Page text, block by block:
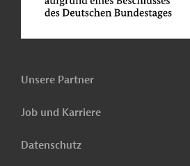
Unsere Partner
Job und Karriere
Datenschutz